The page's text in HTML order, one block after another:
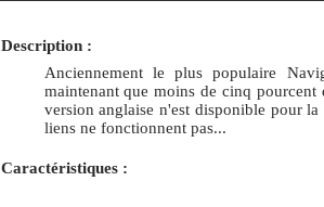
Description :
Anciennement le plus populaire
maintenant que moins de cinq
version anglaise n'est disponible pour
liens ne fonctionnent pas...
Caractéristiques :